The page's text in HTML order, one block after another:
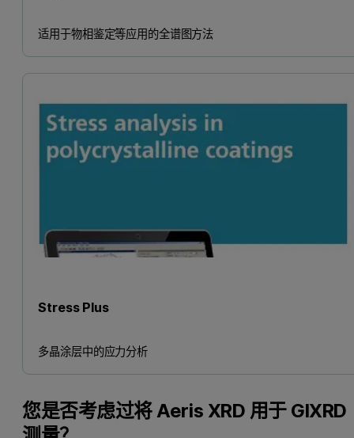
适用于物相鉴定等应用的全谱图方法
Stress Plus
多晶涂层中的应力分析
您是否考虑过将 Aeris XRD 用于 GIXRD